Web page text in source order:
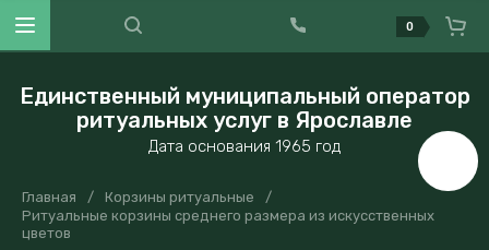
Единственный муниципальный оператор
ритуальных услуг в Ярославле
Дата основания 1965 год
0
Главная / Корзины ритуальные
/
Ритуальные корзины среднего размера из искусственных
цветов